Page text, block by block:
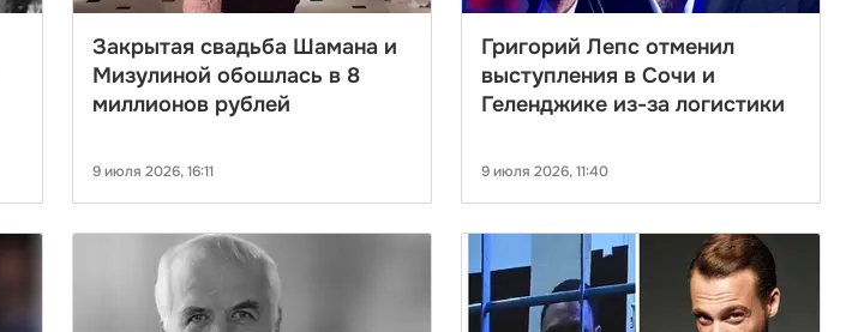
Закрытая свадьба Шамана и
Мизулиной обошлась в 8
миллионов рублей
9 июля 2026, 16:11
Григорий Лепс отменил
выступления в Сочи и
Геленджике из-за логистики
9 июля 2026, 11:40